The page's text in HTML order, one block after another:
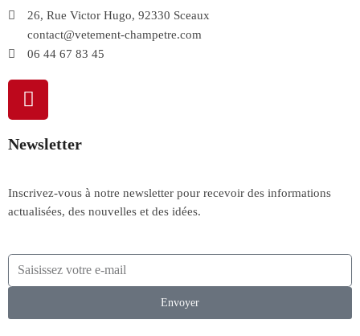
26, Rue Victor Hugo, 92330 Sceaux
contact@vetement-champetre.com
06 44 67 83 45
Newsletter
Inscrivez-vous à notre newsletter pour recevoir des informations
actualisées, des nouvelles et des idées.
Envoyer